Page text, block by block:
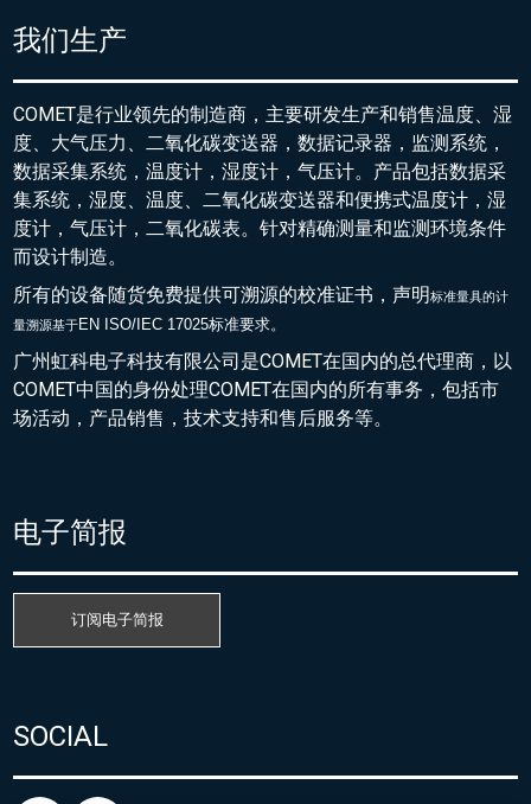
我们生产
COMET是行业领先的制造商，主要研发生产和销售温度、湿
度、大气压力、二氧化碳变送器，数据记录器，监测系统，
数据采集系统，温度计，湿度计，气压计。产品包括数据采
集系统，湿度、温度、二氧化碳变送器和便携式温度计，湿
度计，气压计，二氧化碳表。针对精确测量和监测环境条件
而设计制造。
所有的设备随货免费提供可溯源的校准证书，声明标准量具的计
量溯源基于EN ISO/IEC 17025标准要求。
广州虹科电子科技有限公司是COMET在国内的总代理商，以
COMET中国的身份处理COMET在国内的所有事务，包括市
场活动，产品销售，技术支持和售后服务等。
电子简报
订阅电子简报
SOCIAL